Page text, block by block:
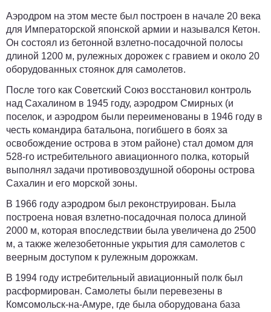
Аэродром на этом месте был построен в начале 20 века
для Императорской японской армии и назывался Кетон.
Он состоял из бетонной взлетно-посадочной полосы
длиной 1200 м, рулежных дорожек с гравием и около 20
оборудованных стоянок для самолетов.
После того как Советский Союз восстановил контроль
над Сахалином в 1945 году, аэродром Смирных (и
поселок, и аэродром были переименованы в 1946 году в
честь командира батальона, погибшего в боях за
освобождение острова в этом районе) стал домом для
528-го истребительного авиационного полка, который
выполнял задачи противовоздушной обороны острова
Сахалин и его морской зоны.
В 1966 году аэродром был реконструирован. Была
построена новая взлетно-посадочная полоса длиной
2000 м, которая впоследствии была увеличена до 2500
м, а также железобетонные укрытия для самолетов с
веерным доступом к рулежным дорожкам.
В 1994 году истребительный авиационный полк был
расформирован. Самолеты были перевезены в
Комсомольск-на-Амуре, где была оборудована база